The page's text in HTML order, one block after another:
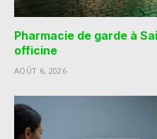
Pharmacie de garde à
officine
AOÛT 6, 2026